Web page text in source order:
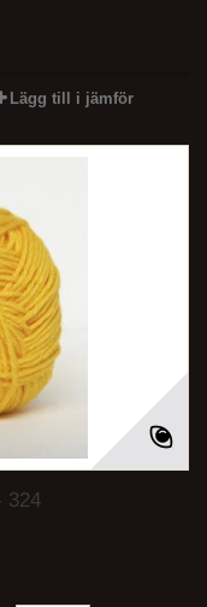
Lägg till i jämför
324